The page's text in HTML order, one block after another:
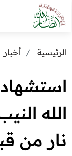
الرئيسية أخبار
الله
نار من